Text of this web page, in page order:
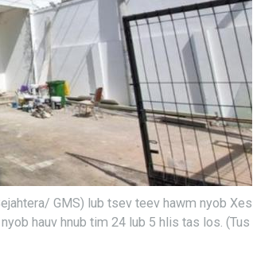
GMS) lub tsev teev hawm nyob Xes
hauv hnub tim 24 lub 5 hlis tas los. (Tus